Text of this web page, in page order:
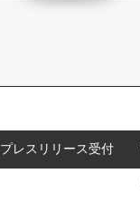
プレスリリース受付